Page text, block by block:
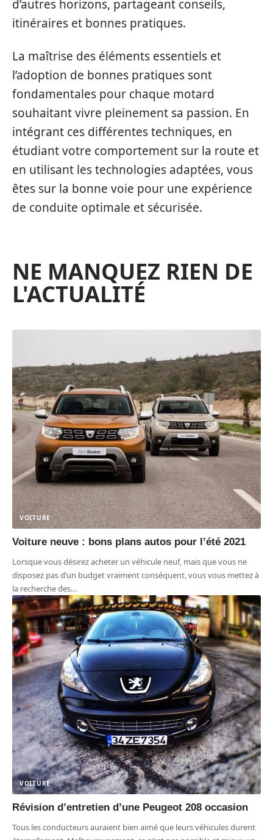
d’autres horizons, partageant conseils,
itinéraires et bonnes pratiques.
La maîtrise des éléments essentiels et
l’adoption de bonnes pratiques sont
fondamentales pour chaque motard
souhaitant vivre pleinement sa passion. En
intégrant ces différentes techniques, en
étudiant votre comportement sur la route et
en utilisant les technologies adaptées, vous
êtes sur la bonne voie pour une expérience
de conduite optimale et sécurisée.
NE MANQUEZ RIEN DE
L'ACTUALITÉ
VOITURE
Voiture neuve : bons plans autos pour l’été 2021
Lorsque vous désirez acheter un véhicule neuf, mais que vous ne
disposez pas d’un budget vraiment conséquent, vous vous mettez à
la recherche des…
VOITURE
Révision d’entretien d’une Peugeot 208 occasion
Tous les conducteurs auraient bien aimé que leurs véhicules durent